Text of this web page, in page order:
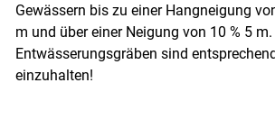
Gewässern bis zu einer Hangneigung
m und über einer Neigung von 10 % 5
Entwässerungsgräben sind
einzuhalten!